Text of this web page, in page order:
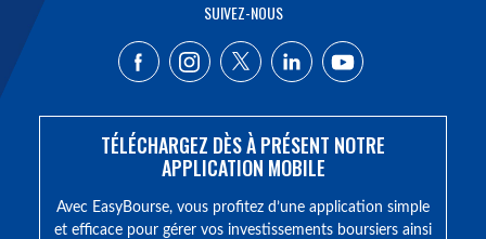
SUIVEZ-NOUS
TÉLÉCHARGEZ DÈS À PRÉSENT NOTRE
APPLICATION MOBILE
Avec EasyBourse, vous profitez d’une application simple
et efficace pour gérer vos investissements boursiers ainsi